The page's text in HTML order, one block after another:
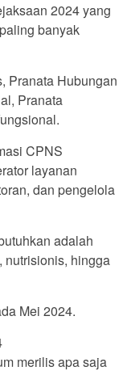
2024 yang
banyak
Pranata Hubungan
Pranata
CPNS
layanan
dan pengelola
adalah
nutrisionis, hingga
Mei 2024.
merilis apa saja